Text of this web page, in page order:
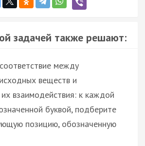
задачей также решают:
между
веществ и
взаимодействия: к каждой
буквой, подберите
позицию, обозначенную